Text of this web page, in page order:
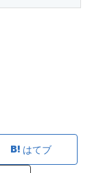
はてブ